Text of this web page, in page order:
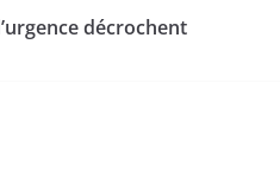
décrochent